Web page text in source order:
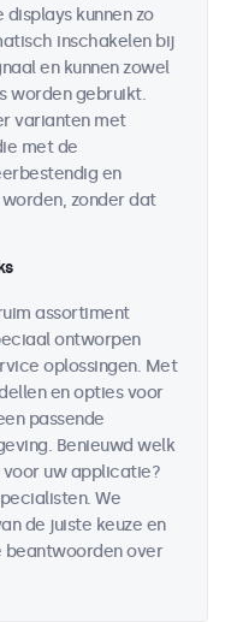
kunnen zo
inschakelen bij
en kunnen zowel
worden gebruikt.
varianten met
met de
en
zonder dat
assortiment
ontworpen
oplossingen. Met
en opties voor
passende
Benieuwd welk
uw applicatie?
We
de juiste keuze en
beantwoorden over